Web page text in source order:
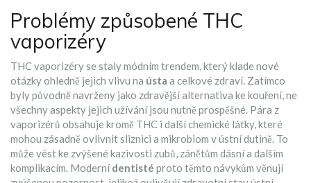
Problémy způsobené THC
vaporizéry
THC vaporizéry se staly módním trendem, který klade nové
otázky ohledně jejich vlivu na ústa a celkové zdraví. Zatímco
byly původně navrženy jako zdravější alternativa ke kouření, ne
všechny aspekty jejich užívání jsou nutně prospěšné. Pára z
vaporizérů obsahuje kromě THC i další chemické látky, které
mohou zásadně ovlivnit sliznici a mikrobiom v ústní dutině. To
může vést ke zvýšené kazivosti zubů, zánětům dásní a dalším
komplikacím. Modernídentisté proto těmto návykům věnují